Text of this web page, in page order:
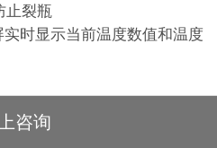
止裂瓶
实时显示当前温度数值和温度
咨询